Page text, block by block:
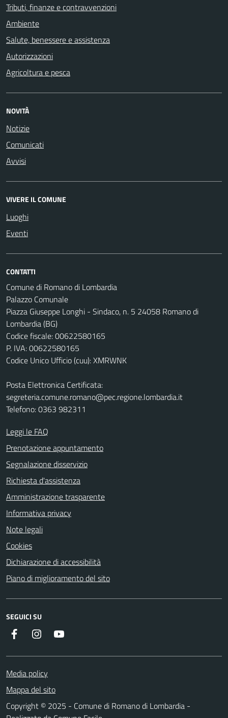
Tributi, finanze e contravvenzioni
Ambiente
Salute, benessere e assistenza
Autorizzazioni
Agricoltura e pesca
NOVITÀ
Notizie
Comunicati
Avvisi
VIVERE IL COMUNE
Luoghi
Eventi
CONTATTI
Comune di Romano di Lombardia
Palazzo Comunale
Piazza Giuseppe Longhi - Sindaco, n. 5 24058 Romano di
Lombardia (BG)
Codice fiscale: 00622580165
P. IVA: 00622580165
Codice Unico Ufficio (cuu): XMRWNK
Posta Elettronica Certificata:
segreteria.comune.romano@pec.regione.lombardia.it
Telefono: 0363 982311
Leggi le FAQ
Prenotazione appuntamento
Segnalazione disservizio
Richiesta d'assistenza
Amministrazione trasparente
Informativa privacy
Note legali
Cookies
Dichiarazione di accessibilità
Piano di miglioramento del sito
SEGUICI SU
Facebook Instagram
Media policy
Mappa del sito
Copyright © 2025 - Comune di Romano di Lombardia -